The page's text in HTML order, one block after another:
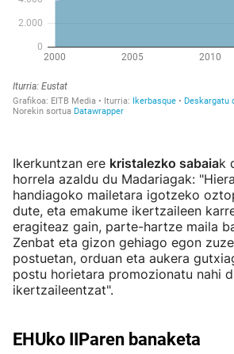
Ikerkuntzan ere kristalezko sabaiak
horrela azaldu du Madariagak:
handiagoko mailetara igotzeko
dute, eta emakume ikertzaileen
eragiteaz gain, parte-hartze maila
Zenbat eta gizon gehiago egon
postuetan, orduan eta aukera
postu horietara promozionatu nahi
ikertzaileentzat".